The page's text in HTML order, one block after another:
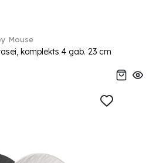
Mouse
komplekts 4 gab. 23 cm